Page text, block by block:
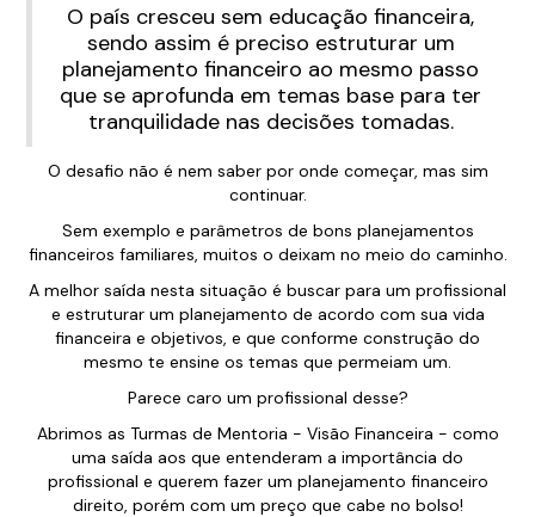
O país cresceu sem educação financeira,
sendo assim é preciso estruturar um
planejamento financeiro ao mesmo passo
que se aprofunda em temas base para ter
tranquilidade nas decisões tomadas.
O desafio não é nem saber por onde começar, mas sim
continuar.
Sem exemplo e parâmetros de bons planejamentos
financeiros familiares, muitos o deixam no meio do caminho.
A melhor saída nesta situação é buscar para um profissional
e estruturar um planejamento de acordo com sua vida
financeira e objetivos, e que conforme construção do
mesmo te ensine os temas que permeiam um.
Parece caro um profissional desse?
Abrimos as Turmas de Mentoria - Visão Financeira - como
uma saída aos que entenderam a importância do
profissional e querem fazer um planejamento financeiro
direito, porém com um preço que cabe no bolso!